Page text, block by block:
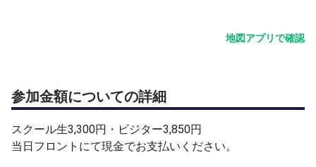
地図アプリで確認
参加金額についての詳細
スクール生3,300円・ビジター3,850円
当日フロントにて現金でお支払いください。